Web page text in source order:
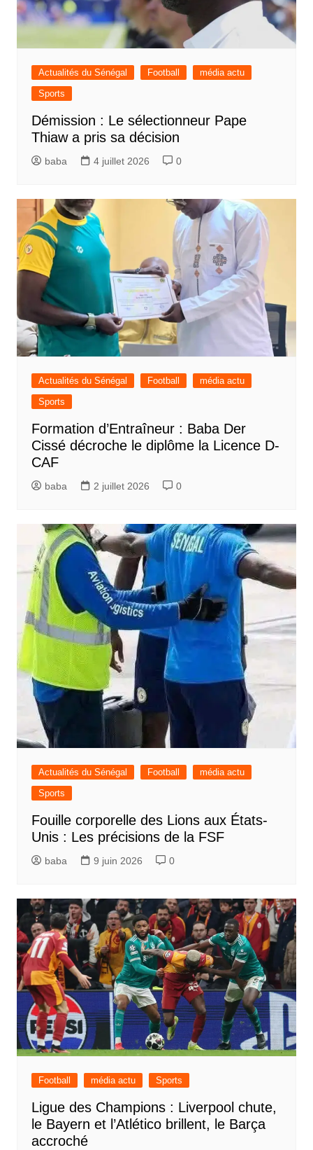
Actualités du Sénégal Football
média actu
Sports
Démission : Le sélectionneur Pape
Thiaw a pris sa décision
baba 4 juillet 2026 0
Actualités du Sénégal Football
média actu
Sports
Formation d’Entraîneur : Baba Der
Cissé décroche le diplôme la Licence D-
CAF
baba 2 juillet 2026 0
Actualités du Sénégal Football
média actu
Sports
Fouille corporelle des Lions aux États-
Unis : Les précisions de la FSF
baba 9 juin 2026 0
Football média actu Sports
Ligue des Champions : Liverpool chute,
le Bayern et l’Atlético brillent, le Barça
accroché